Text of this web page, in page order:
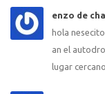
enzo de
hola
an el
lugar cercano